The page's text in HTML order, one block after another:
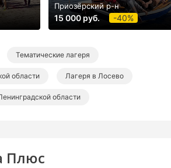
Плюс
Приозёрский р-н
15 000 руб. -40%
Тематические лагеря
области Лагеря в Лосево
области
Ленинградской области